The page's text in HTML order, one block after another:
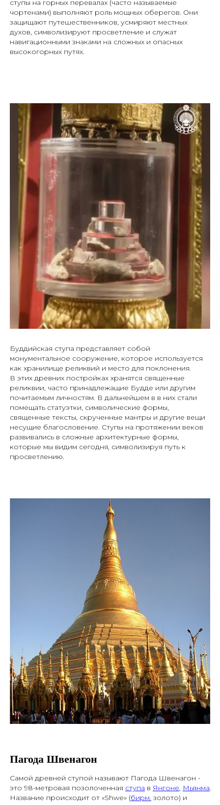
ступы на горных перевалах (часто называемые
чортенами) выполняют роль мощных оберегов. Они
защищают путешественников, усмиряют местных
духов, символизируют просветление и служат
навигационными знаками на сложных и опасных
высокогорных путях.
Буддийская ступа представляет собой
монументальное сооружение, которое используется
как хранилище реликвий и место для поклонения.
В этих древних постройках хранятся священные
реликвии, часто принадлежащие Будде или другим
почитаемым личностям. В дальнейшем в в них стали
помещать статуэтки, символические формы,
священные тексты, скрученные мантры и другие вещи
несущие благословение. Ступы на протяжении веков
развивались в сложные архитектурные формы,
которые мы видим сегодня, символизируя путь к
просветлению.
Пагода Швенагон
Самой древней ступой называют Пагода Швенагон -
это 98-метровая позолоченная ступа в Янгоне, Мьянма.
Название происходит от «Shwe» (бирм. золото) и